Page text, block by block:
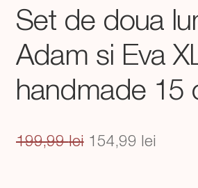
Set de doua
Adam si Eva
handmade 15
199,99lei Prețul
154,99 lei